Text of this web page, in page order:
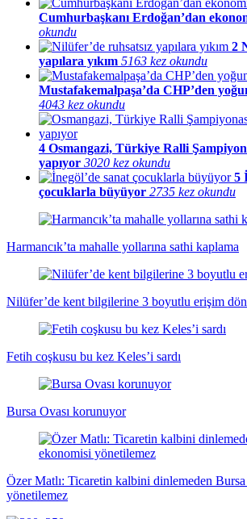
Cumhurbaşkanı Erdoğan’dan
okundu
2
yapılara yıkım 5163 kez okundu
Mustafakemalpaşa’da CHP’den
4043 kez okundu
4 Osmangazi, Türkiye Ralli
yapıyor 3020 kez okundu
5
çocuklarla büyüyor 2735 kez okundu
Harmancık’ta mahalle yollarına sathi kaplama
Nilüfer’de kent bilgilerine 3 boyutlu erişim
Fetih coşkusu bu kez Keles’i sardı
Bursa Ovası korunuyor
Özer Matlı: Ticaretin kalbini dinlemeden
yönetilemez